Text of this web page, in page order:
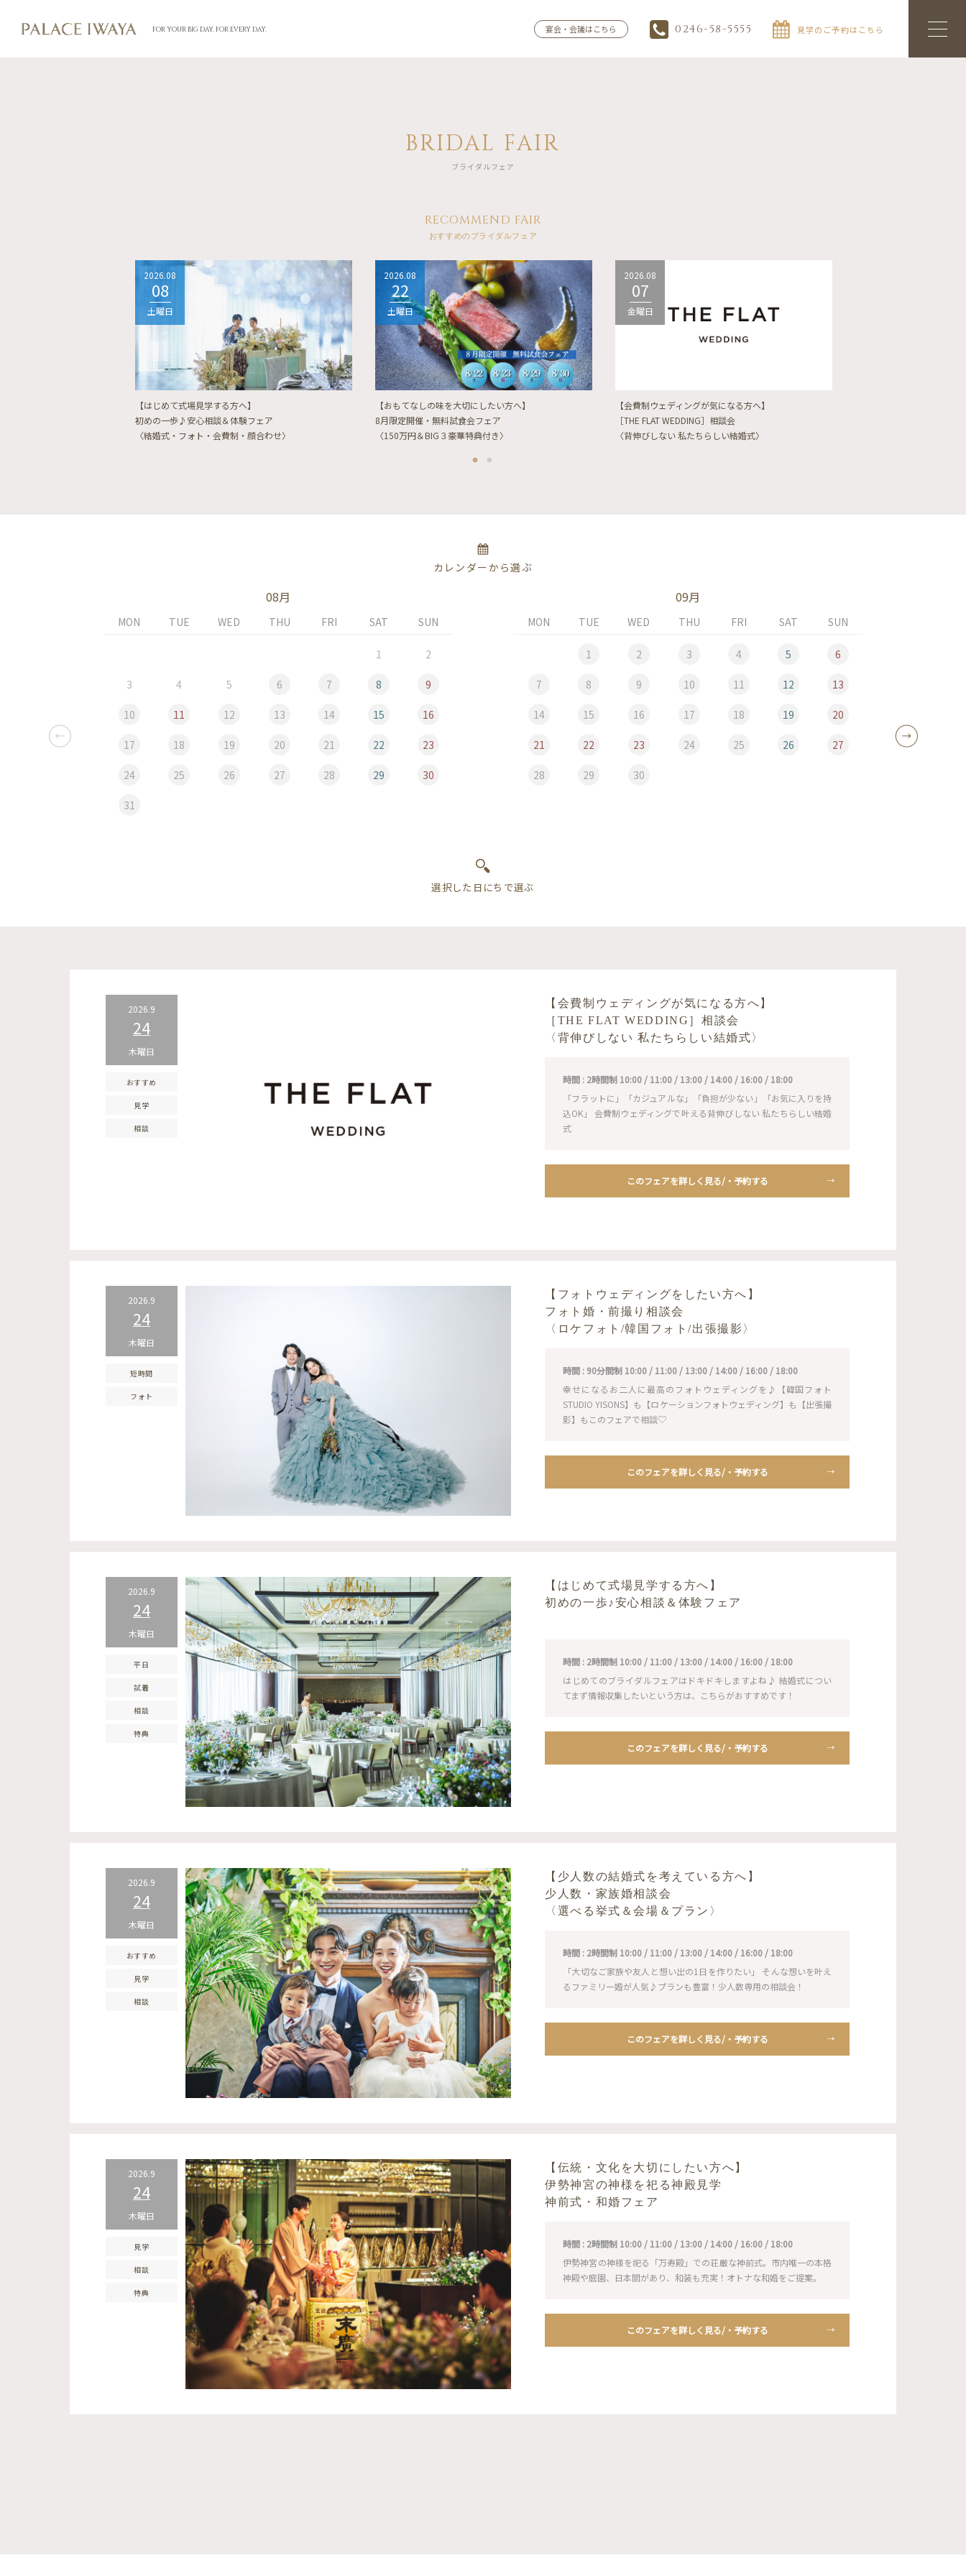
FOR YOUR BIG DAY. FOR EVERY DAY. 宴会・会議はこちら 0246-58-5555 見学のご予約はこちら
BRIDAL FAIR
ブライダルフェア
RECOMMEND FAIR
おすすめのブライダルフェア
2026.08
08
土曜日
【はじめて式場見学する方へ】
初めの一歩♪安心相談＆体験フェア
〈結婚式・フォト・会費制・顔合わせ〉
2026.08
22
土曜日
【おもてなしの味を大切にしたい方へ】
8月限定開催・無料試食会フェア
〈150万円＆BIG３豪華特典付き〉
2026.08
07
金曜日
【会費制ウェディングが気になる方へ】
［THE FLAT WEDDING］相談会
〈背伸びしない 私たちらしい結婚式〉
カレンダーから選ぶ
08月
MON TUE WED THU FRI SAT SUN
1 2
3 4 5 6 7 8 9
10 11 12 13 14 15 16
17 18 19 20 21 22 23
24 25 26 27 28 29 30
31
09月
MON TUE WED THU FRI SAT SUN
1 2 3 4 5 6
7 8 9 10 11 12 13
14 15 16 17 18 19 20
21 22 23 24 25 26 27
28 29 30
2026.9
24
木曜日
おすすめ
見学
相談
【会費制ウェディングが気になる方へ】
［THE FLAT WEDDING］相談会
〈背伸びしない 私たちらしい結婚式〉
時間 : 2時間制 10:00 / 11:00 / 13:00 / 14:00 / 16:00 / 18:00
「フラットに」「カジュアルな」「負担が少ない」「お気に入りを持
込OK」 会費制ウェディングで叶える背伸びしない 私たちらしい結婚
式
このフェアを詳しく見る/・予約する
2026.9
24
木曜日
短時間
フォト
【フォトウェディングをしたい方へ】
フォト婚・前撮り相談会
〈ロケフォト/韓国フォト/出張撮影〉
時間 : 90分間制 10:00 / 11:00 / 13:00 / 14:00 / 16:00 / 18:00
幸せになるお二人に最高のフォトウェディングを♪【韓国フォト
STUDIO YISONS】も【ロケーションフォトウェディング】も【出張撮
影】もこのフェアで相談♡
このフェアを詳しく見る/・予約する
2026.9
24
木曜日
平日
試着
相談
特典
【はじめて式場見学する方へ】
初めの一歩♪安心相談＆体験フェア
時間 : 2時間制 10:00 / 11:00 / 13:00 / 14:00 / 16:00 / 18:00
はじめてのブライダルフェアはドキドキしますよね♪ 結婚式につい
てまず情報収集したいという方は、こちらがおすすめです！
このフェアを詳しく見る/・予約する
2026.9
24
木曜日
おすすめ
見学
相談
【少人数の結婚式を考えている方へ】
少人数・家族婚相談会
〈選べる挙式＆会場＆プラン〉
時間 : 2時間制 10:00 / 11:00 / 13:00 / 14:00 / 16:00 / 18:00
「大切なご家族や友人と想い出の1日を作りたい」 そんな想いを叶え
るファミリー婚が人気♪プランも豊富！少人数専用の相談会！
このフェアを詳しく見る/・予約する
2026.9
24
木曜日
見学
相談
特典
【伝統・文化を大切にしたい方へ】
伊勢神宮の神様を祀る神殿見学
神前式・和婚フェア
時間 : 2時間制 10:00 / 11:00 / 13:00 / 14:00 / 16:00 / 18:00
伊勢神宮の神様を祀る「万寿殿」での荘厳な神前式。市内唯一の本格
神殿や庭園、日本間があり、和装も充実！オトナな和婚をご提案。
このフェアを詳しく見る/・予約する